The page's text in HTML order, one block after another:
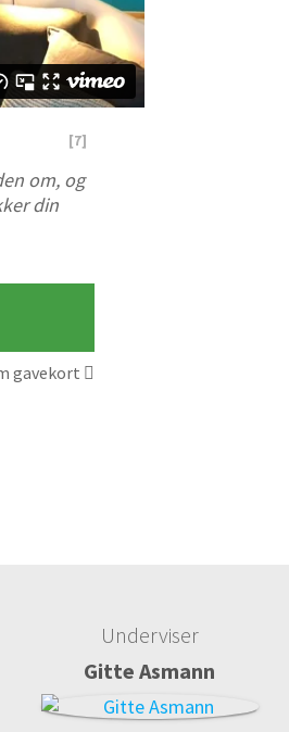
[7]
om, og
din
gavekort
Underviser
Gitte Asmann